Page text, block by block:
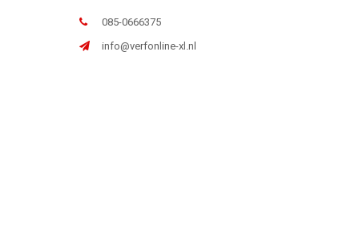
085-0666375
info@verfonline-xl.nl